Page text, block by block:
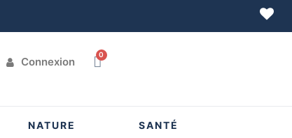
Connexion
NATURE SANTÉ